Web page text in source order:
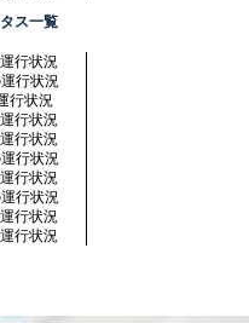
ス一覧
行状況
行状況
行状況
行状況
行状況
行状況
行状況
行状況
行状況
行状況